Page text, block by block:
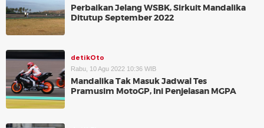
Perbaikan Jelang WSBK, Sirkuit Mandalika
Ditutup September 2022
detikOto
Rabu, 10 Agu 2022 10:36 WIB
Mandalika Tak Masuk Jadwal Tes
Pramusim MotoGP, Ini Penjelasan MGPA